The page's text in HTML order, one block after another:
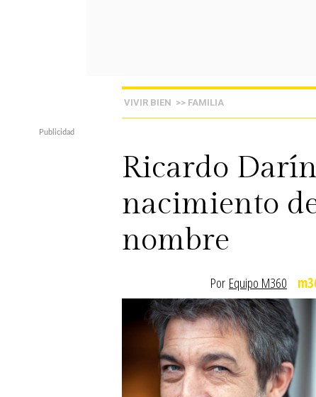
VIVIR BIEN >> FAMILIA
Ricardo
nacimiento
nombre
Por Equipo M360